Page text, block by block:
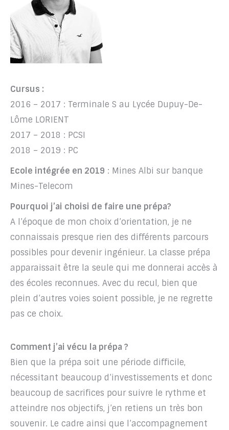
Cursus :
2016 – 2017 : Terminale S au Lycée Dupuy-De-
Lôme LORIENT
2017 – 2018 : PCSI
2018 – 2019 : PC
Ecole intégrée en 2019 : Mines Albi sur banque
Mines-Telecom
Pourquoi j’ai choisi de faire une prépa?
A l’époque de mon choix d’orientation, je ne
connaissais presque rien des différents parcours
possibles pour devenir ingénieur. La classe prépa
apparaissait être la seule qui me donnerai accès à
des écoles reconnues. Avec du recul, bien que
plein d’autres voies soient possible, je ne regrette
pas ce choix.
Comment j’ai vécu la prépa ?
Bien que la prépa soit une période difficile,
nécessitant beaucoup d’investissements et donc
beaucoup de sacrifices pour suivre le rythme et
atteindre nos objectifs, j’en retiens un très bon
souvenir. Le cadre ainsi que l’accompagnement